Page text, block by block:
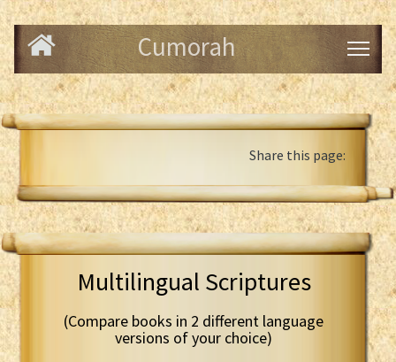
Cumorah
Share this page:
Multilingual Scriptures
(Compare books in 2 different language
versions of your choice)